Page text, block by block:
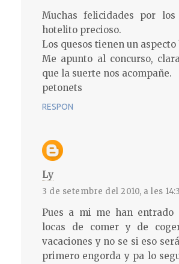
Muchas felicidades por los
hotelito precioso.
Los quesos tienen un
Me apunto al concurso,
que la suerte nos acompañe.
petonets
RESPON
Ly
3 de setembre del 2010, a les
Pues a mi me han entrado
locas de comer y de
vacaciones y no se si eso
primero engorda y pa lo